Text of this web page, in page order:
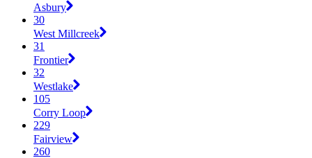
Asbury
30
West Millcreek
31
Frontier
32
Westlake
105
Corry Loop
229
Fairview
260